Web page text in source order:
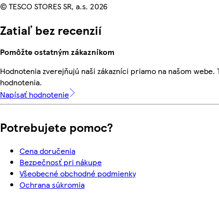
© TESCO STORES SR, a.s. 2026
Zatiaľ bez recenzií
Pomôžte ostatným zákazníkom
Hodnotenia zverejňujú naši zákazníci priamo na našom
hodnotenia.
Napísať hodnotenie
Potrebujete pomoc?
Cena doručenia
Bezpečnosť pri nákupe
Všeobecné obchodné podmienky
Ochrana súkromia